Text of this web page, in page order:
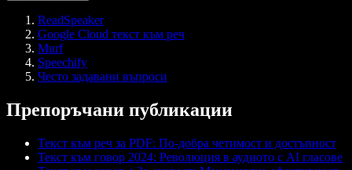
ReadSpeaker
Google Cloud текст към реч
Murf
Speechify
Често задавани въпроси
Препоръчани публикации
Текст към реч за PDF: По-добра четимост и достъпност
Текст към говор 2024: Революция в аудиото с AI гласове